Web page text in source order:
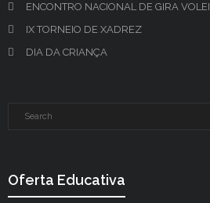
ENCONTRO NACIONAL DE GIRA VOLEI
IX TORNEIO DE XADREZ
DIA DA CRIANÇA
Oferta Educativa